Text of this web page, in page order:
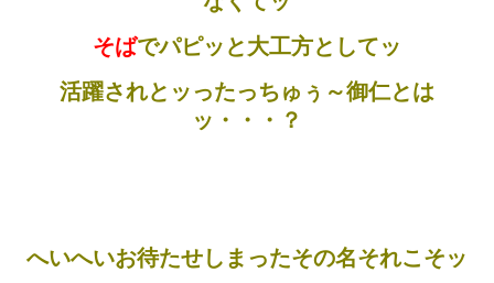
そばでパピッと大工方としてッ
活躍されとッったっちゅぅ～御仁とは
ッ・・・？
へいへいお待たせしまったその名それこそッ